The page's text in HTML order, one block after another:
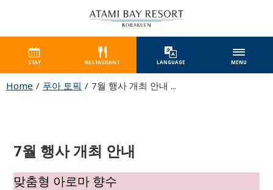
STAY RESTAURANT LANGUAGE MENU
Home 푸아 토픽 7월 행사 개최 안내 ...
7월 행사 개최 안내
맞춤형 아로마 향수